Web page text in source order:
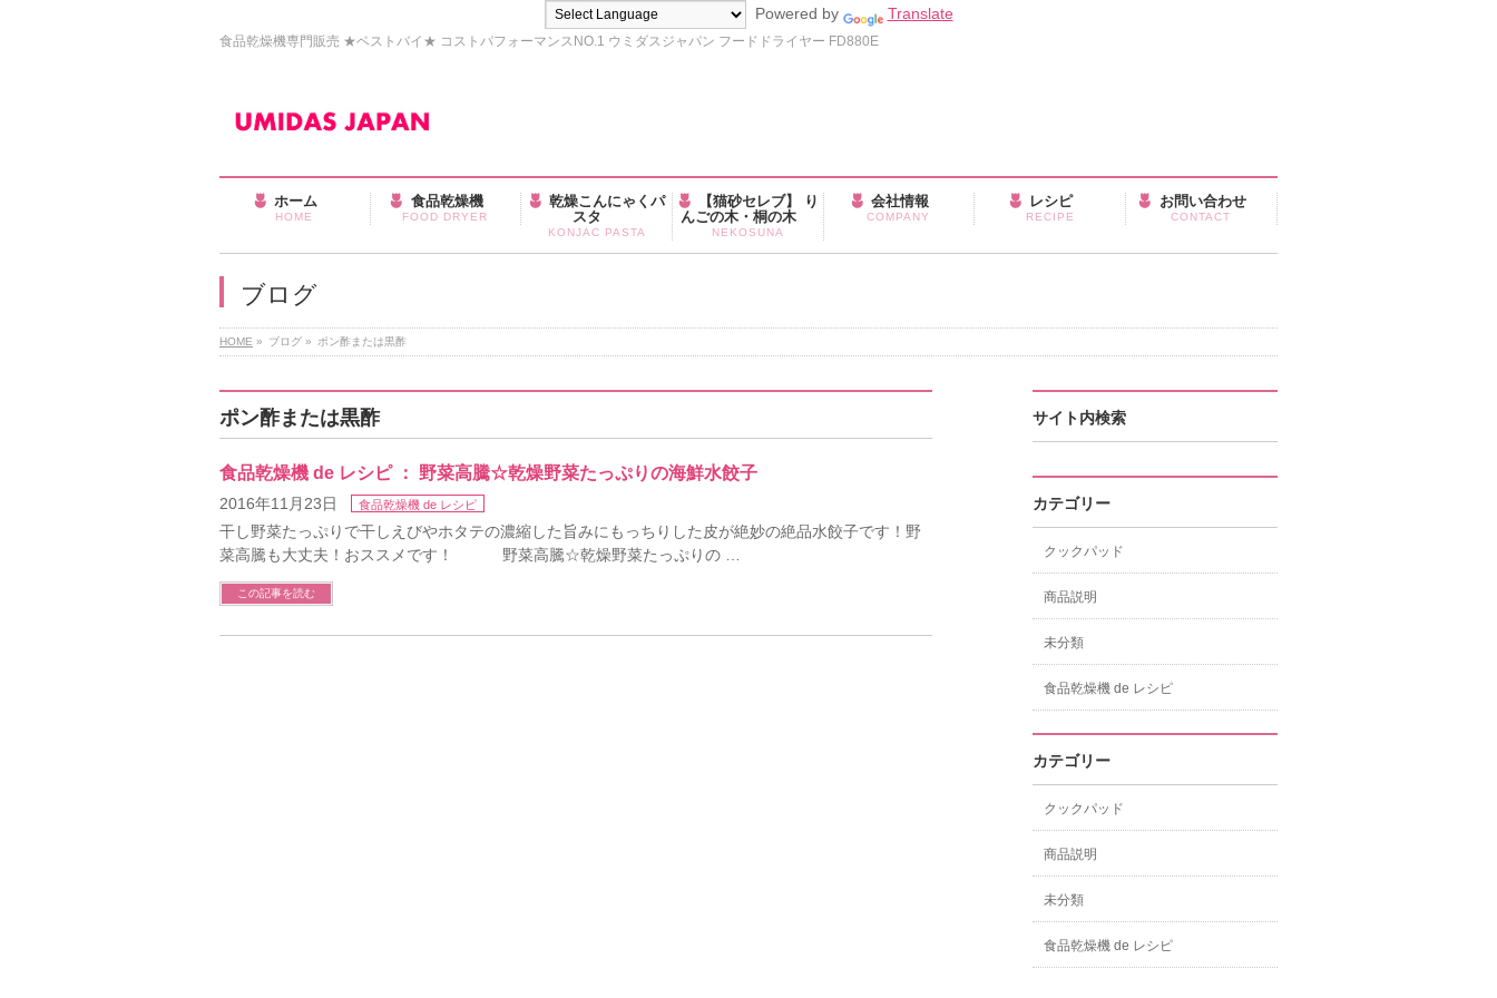
Powered by Translate
食品乾燥機専門販売 ★ベストバイ★ コストパフォーマンスNO.1 ウミダスジャパン フードドライヤー FD880E
ホーム
HOME
食品乾燥機
FOOD DRYER
乾燥こんにゃくパ
スタ
KONJAC PASTA
【猫砂セレブ】 り
んごの木・桐の木
NEKOSUNA
会社情報
COMPANY
レシピ
RECIPE
お問い合わせ
CONTACT
ブログ
HOME » ブログ » ポン酢または黒酢
ポン酢または黒酢
食品乾燥機 de レシピ ： 野菜高騰☆乾燥野菜たっぷりの海鮮水餃子
2016年11月23日 食品乾燥機 de レシピ
干し野菜たっぷりで干しえびやホタテの濃縮した旨みにもっちりした皮が絶妙の絶品水餃子です！野
菜高騰も大丈夫！おススメです！ 野菜高騰☆乾燥野菜たっぷりの …
この記事を読む
サイト内検索
カテゴリー
クックパッド
商品説明
未分類
食品乾燥機 de レシピ
カテゴリー
クックパッド
商品説明
未分類
食品乾燥機 de レシピ